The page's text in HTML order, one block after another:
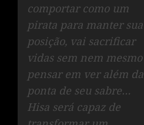
comportar como um
pirata para manter sua
posição, vai sacrificar
vidas sem nem mesmo
pensar em ver além da
ponta de seu sabre…
Hisa será capaz de